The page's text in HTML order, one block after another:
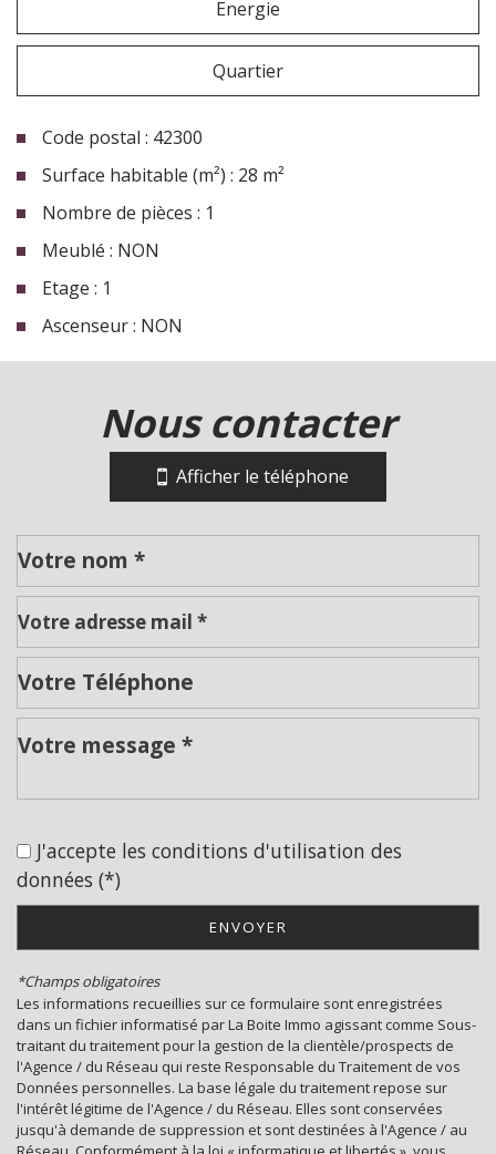
Energie
Quartier
Code postal : 42300
Surface habitable (m²) : 28 m²
Nombre de pièces : 1
Meublé : NON
Etage : 1
Ascenseur : NON
la ville de roanne (42300)
École maternelle
École primaire
Enseignement supérieur
Lycée
Gare ferroviaire
Bureau de poste
Mairie
nous contacter
Afficher le téléphone
J'accepte les conditions d'utilisation des
données (*)
ENVOYER
*Champs obligatoires
Les informations recueillies sur ce formulaire sont enregistrées
dans un fichier informatisé par La Boite Immo agissant comme Sous-
traitant du traitement pour la gestion de la clientèle/prospects de
l'Agence / du Réseau qui reste Responsable du Traitement de vos
Données personnelles. La base légale du traitement repose sur
l'intérêt légitime de l'Agence / du Réseau. Elles sont conservées
jusqu'à demande de suppression et sont destinées à l'Agence / au